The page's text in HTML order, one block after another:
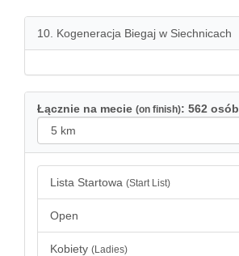
10. Kogeneracja Biegaj w Siechnicach
Łącznie na mecie (on finish): 562 osób
Lista Startowa (Start List)
Open
Kobiety (Ladies)